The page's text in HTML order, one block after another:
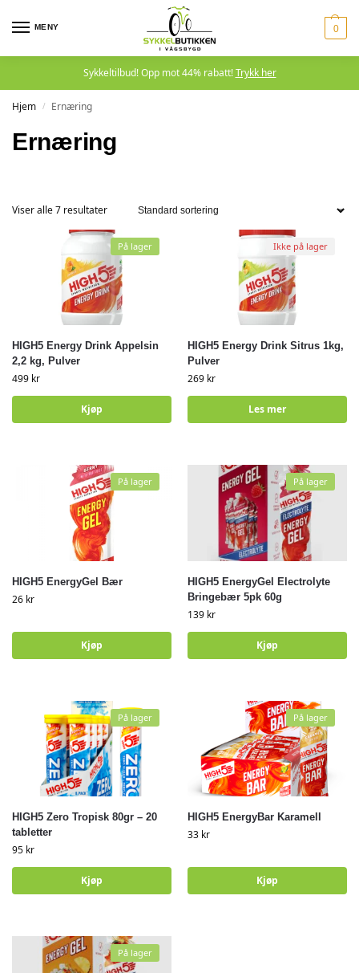
MENY 0
Sykkeltilbud! Opp mot 44% rabatt!Trykk her
Hjem / Ernæring
Ernæring
Viser alle 7 resultater
HIGH5 Energy Drink Appelsin
2,2 kg, Pulver
499 kr
Kjøp
På lager
HIGH5 Energy Drink Sitrus 1kg,
Pulver
269 kr
Les mer
Ikke på lager
HIGH5 EnergyGel Bær
26 kr
Kjøp
På lager
HIGH5 EnergyGel Electrolyte
Bringebær 5pk 60g
139 kr
Kjøp
På lager
HIGH5 Zero Tropisk 80gr – 20
tabletter
95 kr
Kjøp
På lager
HIGH5 EnergyBar Karamell
33 kr
Kjøp
På lager
På lager